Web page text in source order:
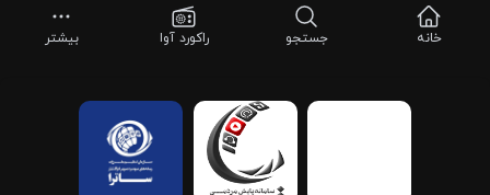
خانه جستجو راکورد آوا بیشتر